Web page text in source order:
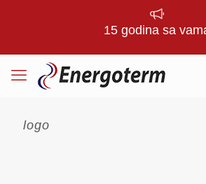
15 godina sa
logo